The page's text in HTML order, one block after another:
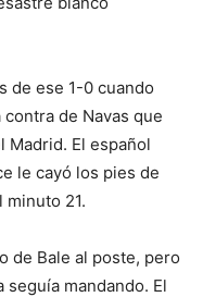
de ese 1-0 cuando
de Navas que
Madrid. El español
le cayó los pies de
21.
de Bale al poste, pero
mandando. El